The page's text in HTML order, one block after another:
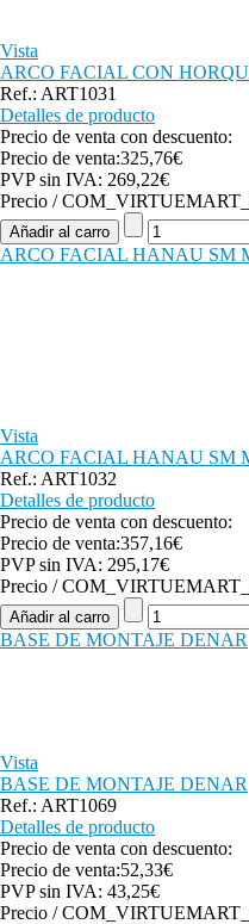
Vista
ARCO FACIAL CON
Ref.: ART1031
Detalles de producto
Precio de venta con descuento:
Precio de venta:325,76€
PVP sin IVA: 269,22€
Precio /
ARCO FACIAL HANAU SM
Vista
ARCO FACIAL HANAU SM
Ref.: ART1032
Detalles de producto
Precio de venta con descuento:
Precio de venta:357,16€
PVP sin IVA: 295,17€
Precio /
BASE DE MONTAJE DENAR
Vista
BASE DE MONTAJE DENAR
Ref.: ART1069
Detalles de producto
Precio de venta con descuento:
Precio de venta:52,33€
PVP sin IVA: 43,25€
Precio /